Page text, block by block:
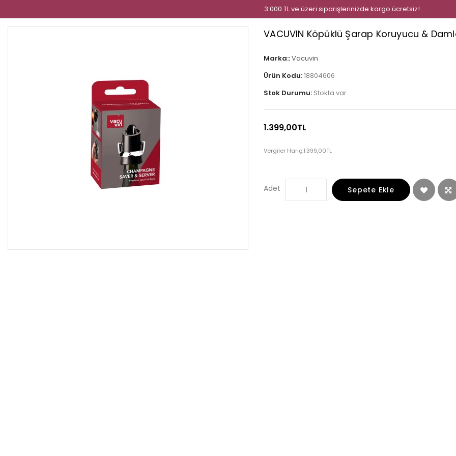
3.000 TL ve üzeri siparişlerinizde kargo ücretsiz!
VACUVIN Köpüklü Şarap Koruyucu &
Marka::Vacuvin
Ürün Kodu:18804606
Stok Durumu: Stokta var
1.399,00TL
Vergiler Hariç:1.399,00TL
Adet Sepete Ekle